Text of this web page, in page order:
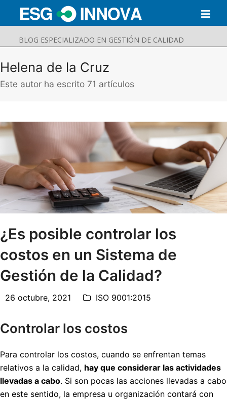
BLOG ESPECIALIZADO EN GESTIÓN DE CALIDAD
Buscar Enviar
Helena de la Cruz
Este autor ha escrito 71 artículos
¿Es posible controlar los
costos en un Sistema de
Gestión de la Calidad?
26 octubre, 2021 ISO 9001:2015
Controlar los costos
Para controlar los costos, cuando se enfrentan temas
relativos a la calidad, hay que considerar las actividades
llevadas a cabo. Si son pocas las acciones llevadas a cabo
en este sentido, la empresa u organización contará con